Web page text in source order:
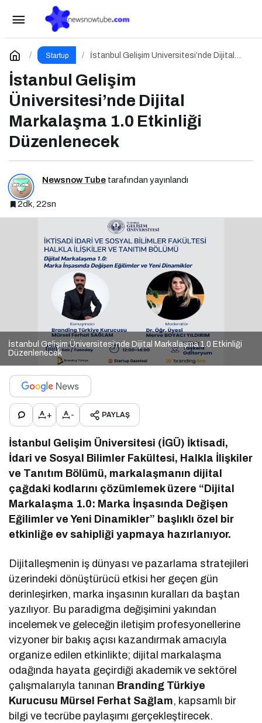
Startup
İstanbul Gelişim Üniversitesi’nde Dijital
İstanbul Gelişim
Üniversitesi’nde Dijital
Markalaşma 1.0 Etkinliği
Düzenlenecek
Newsnow Tube tarafından yayınlandı
2dk, 22sn
İstanbul Gelişim Üniversitesi’nde Dijital Markalaşma 1.0 Etkinliği
Düzenlenecek
+ - PAYLAŞ
İstanbul Gelişim Üniversitesi (İGÜ) İktisadi,
İdari ve Sosyal Bilimler Fakültesi, Halkla İlişkiler
ve Tanıtım Bölümü, markalaşmanın dijital
çağdaki kodlarını çözümlemek üzere “Dijital
Markalaşma 1.0: Marka İnşasında Değişen
Eğilimler ve Yeni Dinamikler” başlıklı özel bir
etkinliğe ev sahipliği yapmaya hazırlanıyor.
Dijitalleşmenin iş dünyası ve pazarlama stratejileri
üzerindeki dönüştürücü etkisi her geçen gün
derinleşirken, marka inşasının kuralları da baştan
yazılıyor. Bu paradigma değişimini yakından
incelemek ve geleceğin iletişim profesyonellerine
vizyoner bir bakış açısı kazandırmak amacıyla
organize edilen etkinlikte; dijital markalaşma
odağında hayata geçirdiği akademik ve sektörel
çalışmalarıyla tanınan Branding Türkiye
Kurucusu Mürsel Ferhat Sağlam, kapsamlı bir
bilgi ve tecrübe paylaşımı gerçekleştirecek.
İstanbul Kent Üniversitesi’nde Dijital
Markalaşma 1.0 Etkinliği!
Yorum Yap